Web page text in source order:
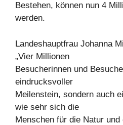
Bestehen, können nun 4
werden.
Landeshauptfrau Johanna
„Vier Millionen
Besucherinnen und
eindrucksvoller
Meilenstein, sondern auch
wie sehr sich die
Menschen für die Natur und